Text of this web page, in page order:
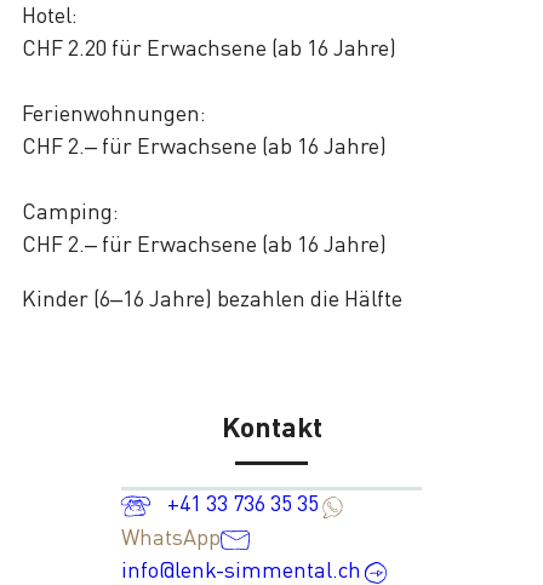
Hotel:
CHF 2.20 für Erwachsene (ab 16 Jahre)
Ferienwohnungen:
CHF 2.– für Erwachsene (ab 16 Jahre)
Camping:
CHF 2.– für Erwachsene (ab 16 Jahre)
Kinder (6–16 Jahre) bezahlen die Hälfte
Kontakt
+41 33 736 35 35
WhatsApp
info@lenk-simmental.ch